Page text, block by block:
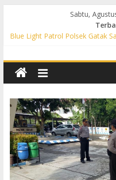
Sabtu,
Blue Light Patrol Polsek Gatak
Permukiman, Antisipasi 3C dan
Patroli KRYD Polsek Baki Sisir
Patroli Blue Light Polsek Nguter
Permukiman, Antisipasi 3C dan
Blue Light Patrol Polsek
Kejahatan 3C dan Gangguan